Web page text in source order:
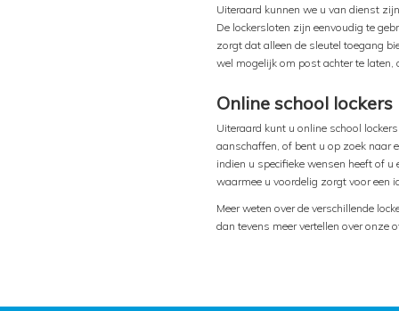
Uiteraard kunnen we u van dienst
De lockersloten zijn eenvoudig te
zorgt dat alleen de sleutel toegang
wel mogelijk om post achter te laten,
Online school lockers
Uiteraard kunt u online school
aanschaffen, of bent u op zoek naar
indien u specifieke wensen heeft of
waarmee u voordelig zorgt voor een
Meer weten over de verschillende
dan tevens meer vertellen over onze